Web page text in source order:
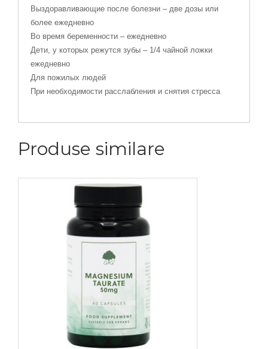
Выздоравливающие после болезни – две дозы или
более ежедневно
Во время беременности – ежедневно
Дети, у которых режутся зубы – 1/4 чайной ложки
ежедневно
Для пожилых людей
При необходимости расслабления и снятия стресса
Produse similare